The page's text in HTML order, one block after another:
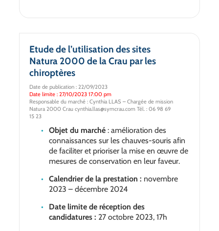
Etude de l’utilisation des sites
Natura 2000 de la Crau par les
chiroptères
Date de publication : 22/09/2023
Date limite : 27/10/2023 17:00 pm
Responsable du marché : Cynthia LLAS – Chargée de mission
Natura 2000 Crau cynthia.llas@symcrau.com Tél. : 06 98 69
15 23
Objet du marché : amélioration des
connaissances sur les chauves-souris afin
de faciliter et prioriser la mise en œuvre de
mesures de conservation en leur faveur.
Calendrier de la prestation : novembre
2023 – décembre 2024
Date limite de réception des
candidatures : 27 octobre 2023, 17h